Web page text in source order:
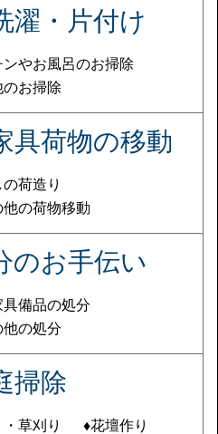
濯・片付け
やお風呂のお掃除
お掃除
具荷物の移動
荷造り
の荷物移動
のお手伝い
具備品の処分
の処分
掃除
草刈り
♦花壇作り